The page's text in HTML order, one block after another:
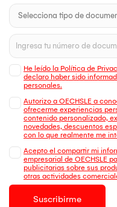
He leído la Política de
declaro haber sido
personales.
Autorizo a OECHSLE a
ofrecerme experiencias
contenido personalizado,
novedades, descuentos
con lo que realmente me
Acepto el compartir mi
empresarial de OECHSLE
publicitarias sobre sus
otras actividades
Suscribirme